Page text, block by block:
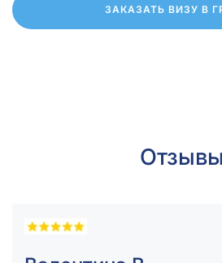
ЗАКАЗАТЬ ВИЗУ В
Отзывы